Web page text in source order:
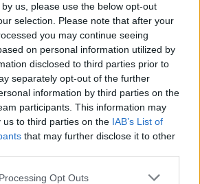
us, please use the below opt-out
selection. Please note that after your
you may continue seeing
on personal information utilized by
disclosed to third parties prior to
separately opt-out of the further
information by third parties on the
participants. This information may
us to third parties on the IAB’s List of
that may further disclose it to other
Opt Outs
raccolti e più di 1.200
finanziati
della BCC